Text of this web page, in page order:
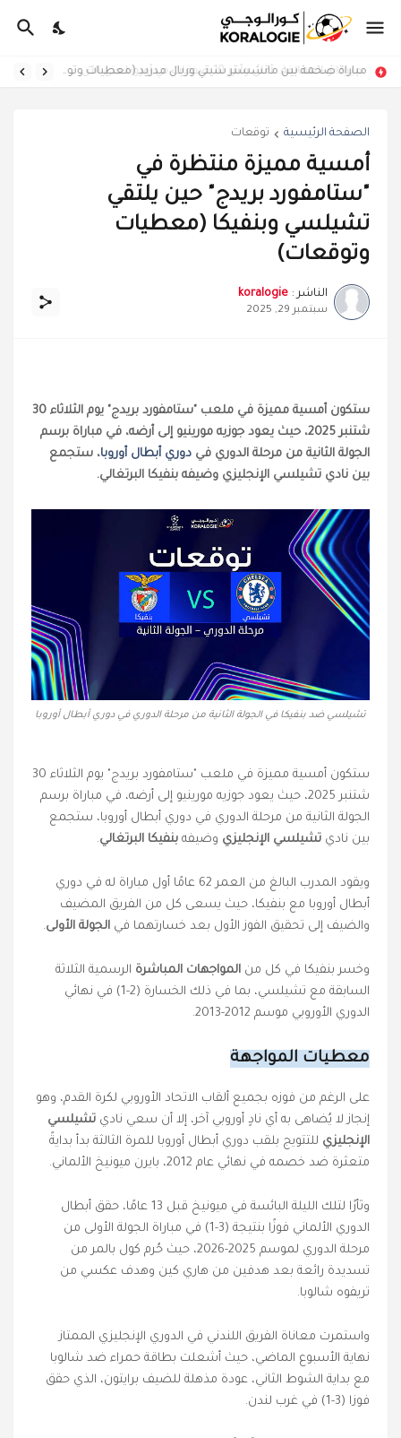
ميركاتو العمالقة.. أغلى وأبرز 10 صفقات في أوروبا حتى الآن مباراة ضخمة بين مانشستر سيتي وريال مدريد (معطيات وتوقعات)
الصفحة الرئيسية توقعات
أمسية مميزة منتظرة في
"ستامفورد بريدج" حين يلتقي
تشيلسي وبنفيكا (معطيات
وتوقعات)
الناشر : koralogie
سبتمبر 29, 2025
ستكون أمسية مميزة في ملعب "ستامفورد بريدج" يوم الثلاثاء 30
شتنبر 2025، حيث يعود جوزيه مورينيو إلى أرضه، في مباراة برسم
الجولة الثانية من مرحلة الدوري في دوري أبطال أوروبا، ستجمع
بين نادي تشيلسي الإنجليزي وضيفه بنفيكا البرتغالي.
تشيلسي ضد بنفيكا في الجولة الثانية من مرحلة الدوري في دوري أبطال أوروبا
ستكون أمسية مميزة في ملعب "ستامفورد بريدج" يوم الثلاثاء 30
شتنبر 2025، حيث يعود جوزيه مورينيو إلى أرضه، في مباراة برسم
الجولة الثانية من مرحلة الدوري في دوري أبطال أوروبا، ستجمع
بين نادي تشيلسي الإنجليزي وضيفه بنفيكا البرتغالي.
ويقود المدرب البالغ من العمر 62 عامًا أول مباراة له في دوري
أبطال أوروبا مع بنفيكا، حيث يسعى كل من الفريق المضيف
والضيف إلى تحقيق الفوز الأول بعد خسارتهما في الجولة الأولى.
وخسر بنفيكا في كل من المواجهات المباشرة الرسمية الثلاثة
السابقة مع تشيلسي، بما في ذلك الخسارة (2-1) في نهائي
الدوري الأوروبي موسم 2012-2013.
معطيات المواجهة
على الرغم من فوزه بجميع ألقاب الاتحاد الأوروبي لكرة القدم، وهو
إنجاز لا يُضاهى به أي نادٍ أوروبي آخر، إلا أن سعي نادي تشيلسي
الإنجليزي للتتويج بلقب دوري أبطال أوروبا للمرة الثالثة بدأ بدايةً
متعثرة ضد خصمه في نهائي عام 2012، بايرن ميونيخ الألماني.
وثأرًا لتلك الليلة البائسة في ميونيخ قبل 13 عامًا، حقق أبطال
الدوري الألماني فوزًا بنتيجة (3-1) في مباراة الجولة الأولى من
مرحلة الدوري لموسم 2025-2026، حيث حُرم كول بالمر من
تسديدة رائعة بعد هدفين من هاري كين وهدف عكسي من
تريفوه شالوبا.
واستمرت معاناة الفريق اللندني في الدوري الإنجليزي الممتاز
نهاية الأسبوع الماضي، حيث أشعلت بطاقة حمراء ضد شالوبا
مع بداية الشوط الثاني، عودة مذهلة للضيف برايتون، الذي حقق
فوزا (3-1) في غرب لندن.